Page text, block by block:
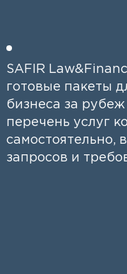
SAFIR
готовые пакеты
бизнеса за
перечень услуг
самостоятельно,
запросов и